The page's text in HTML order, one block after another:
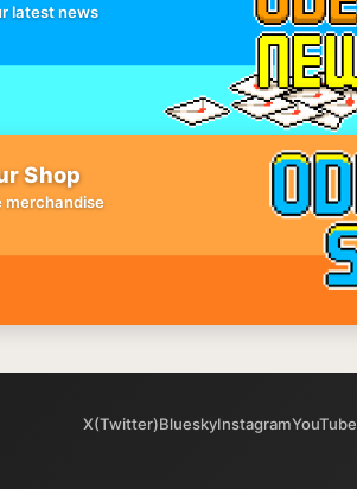
latest news
Shop
merchandise
X(Twitter)BlueskyInstagramYouTube